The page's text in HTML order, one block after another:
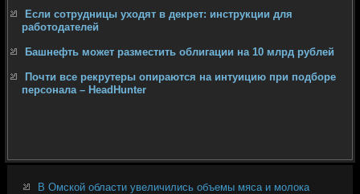
Если сотрудницы уходят в декрет: инструкции для
работодателей
Башнефть может разместить облигации на 10 млрд рублей
Почти все рекрутеры опираются на интуицию при подборе
персонала – HeadHunter
В Омской области увеличились объемы мяса и молока